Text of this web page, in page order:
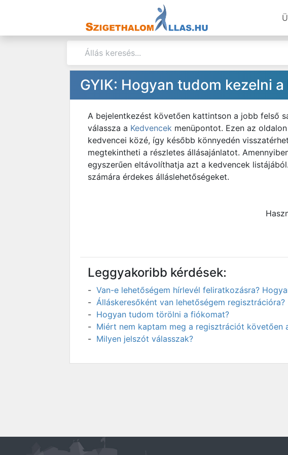
GYIK: Hogyan tudom kezelni
A bejelentkezést követően kattintson a jobb felső
válassza a Kedvencek menüpontot. Ezen az
kedvencei közé, így később könnyedén
megtekintheti a részletes állásajánlatot.
egyszerűen eltávolíthatja azt a kedvencek
számára érdekes álláslehetőségeket.
Leggyakoribb kérdések:
Van-e lehetőségem hírlevél feliratkozásra?
Álláskeresőként van lehetőségem regisztrációra?
Hogyan tudom törölni a fiókomat?
Miért nem kaptam meg a regisztrációt
Milyen jelszót válasszak?